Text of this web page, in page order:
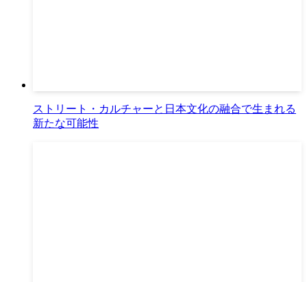
ストリート・カルチャーと日本文化の融合で生まれる
新たな可能性